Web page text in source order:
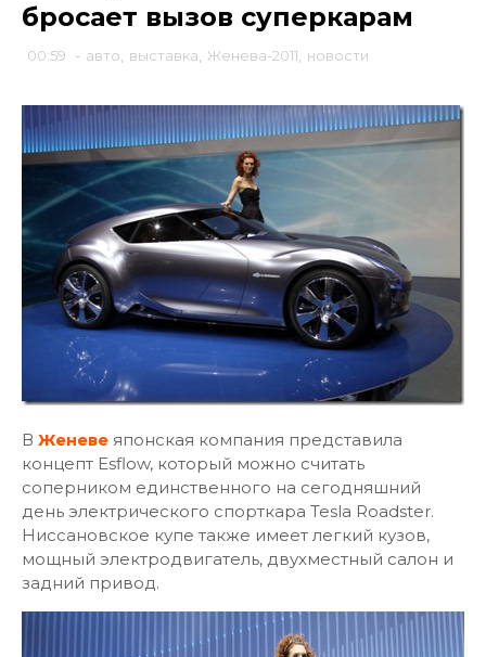
бросает вызов суперкарам
00:59 - авто выставка Женева-2011 новости
В Женеве японская компания представила
концепт Esflow, который можно считать
соперником единственного на сегодняшний
день электрического спорткара Tesla Roadster.
Ниссановское купе также имеет легкий кузов,
мощный электродвигатель, двухместный салон и
задний привод.